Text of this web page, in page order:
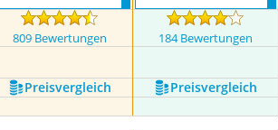
809 Bewertungen 184 Bewertungen
Preis­vergleich Preis­vergleich